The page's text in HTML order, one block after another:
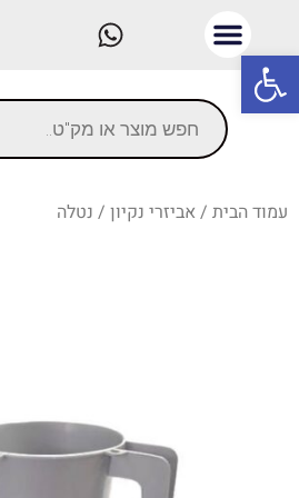
פתח סרגל נגישות
עמוד הבית / אביזרי נקיון / נטלה